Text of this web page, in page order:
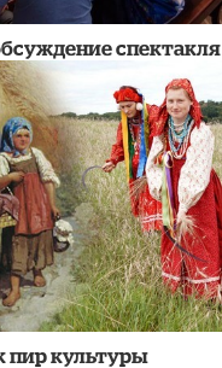
спектакля
пир культуры